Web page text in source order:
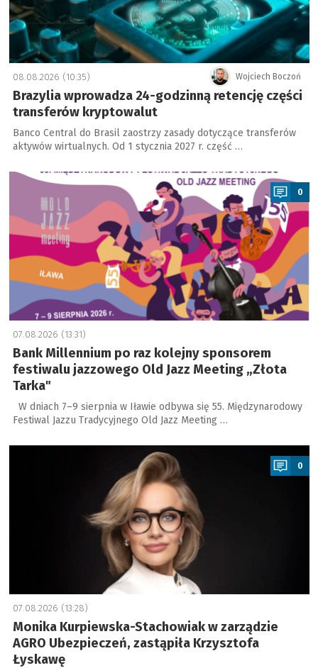
Wojciech Boczoń
08.08.2026 (10:35)
Brazylia wprowadza 24-godzinną retencję części
transferów kryptowalut
Banco Central do Brasil zaostrzy zasady dotyczące transferów
aktywów wirtualnych. Od 1 stycznia 2027 r. część …
a
0
07.08.2026 (13:31)
Bank Millennium po raz kolejny sponsorem
festiwalu jazzowego Old Jazz Meeting „Złota
Tarka"
W dniach 7–9 sierpnia w Iławie odbywa się 55. Międzynarodowy
Festiwal Jazzu Tradycyjnego Old Jazz Meeting …
a
0
07.08.2026 (13:28)
Monika Kurpiewska-Stachowiak w zarządzie
AGRO Ubezpieczeń, zastąpiła Krzysztofa
Łyskawę